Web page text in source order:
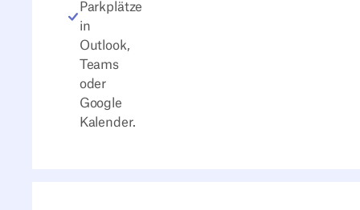
Parkplätze
in
Outlook,
Teams
oder
Google
Kalender.